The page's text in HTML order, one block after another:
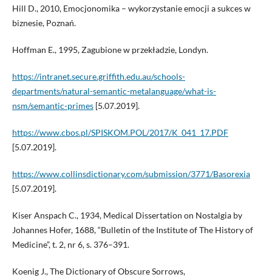
Hill D., 2010, Emocjonomika – wykorzystanie emocji a sukces w
biznesie, Poznań.
Hoffman E., 1995, Zagubione w przekładzie, Londyn.
https://intranet.secure.griffith.edu.au/schools-
departments/natural-semantic-metalanguage/what-is-
nsm/semantic-primes[5.07.2019].
https://www.cbos.pl/SPISKOM.POL/2017/K_041_17.PDF
[5.07.2019].
https://www.collinsdictionary.com/submission/3771/Basorexia
[5.07.2019].
Kiser Anspach C., 1934, Medical Dissertation on Nostalgia by
Johannes Hofer, 1688, “Bulletin of the Institute of The History of
Medicine”, t. 2, nr 6, s. 376–391.
Koenig J., The Dictionary of Obscure Sorrows,